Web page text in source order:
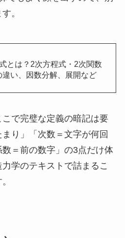
。
とは？2次方程式・2次関数
違い、因数分解、展開など
で完璧な定義の暗記は要
り」「次数＝文字が何回
＝前の数字」の3点だけ体
学のテキストで詰まるこ